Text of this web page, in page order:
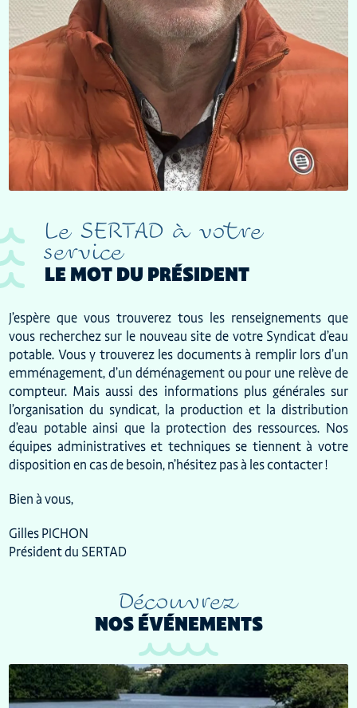
Le SERTAD à votre
service
LE MOT DU PRÉSIDENT
J’espère que vous trouverez tous les renseignements que
vous recherchez sur le nouveau site de votre Syndicat d’eau
potable. Vous y trouverez les documents à remplir lors d’un
emménagement, d’un déménagement ou pour une relève de
compteur. Mais aussi des informations plus générales sur
l’organisation du syndicat, la production et la distribution
d’eau potable ainsi que la protection des ressources. Nos
équipes administratives et techniques se tiennent à votre
disposition en cas de besoin, n’hésitez pas à les contacter !
Bien à vous,
Gilles PICHON
Président du SERTAD
Découvrez
NOS ÉVÉNEMENTS